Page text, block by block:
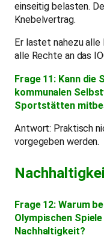
einseitig belasten.
Knebelvertrag.
Er lastet nahezu
alle Rechte an das
Frage 11: Kann die
kommunalen
Sportstätten
Antwort: Praktisch
vorgegeben werden.
Frage 12: Warum
Olympischen
Nachhaltigkeit?